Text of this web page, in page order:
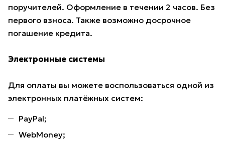
поручителей. Оформление в течении 2 часов. Без
первого взноса. Также возможно досрочное
погашение кредита.
Электронные системы
Для оплаты вы можете воспользоваться одной из
электронных платёжных систем:
PayPal;
WebMoney;